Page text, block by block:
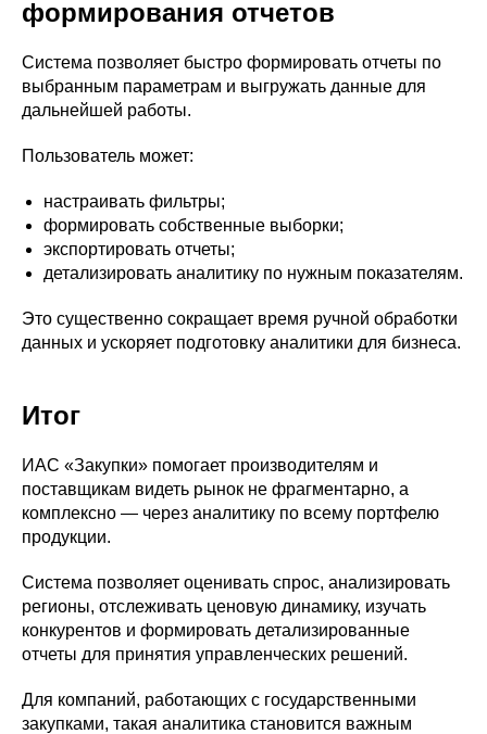
формирования отчетов
Система позволяет быстро формировать отчеты по
выбранным параметрам и выгружать данные для
дальнейшей работы.
Пользователь может:
настраивать фильтры;
формировать собственные выборки;
экспортировать отчеты;
детализировать аналитику по нужным показателям.
Это существенно сокращает время ручной обработки
данных и ускоряет подготовку аналитики для бизнеса.
Итог
ИАС «Закупки» помогает производителям и
поставщикам видеть рынок не фрагментарно, а
комплексно — через аналитику по всему портфелю
продукции.
Система позволяет оценивать спрос, анализировать
регионы, отслеживать ценовую динамику, изучать
конкурентов и формировать детализированные
отчеты для принятия управленческих решений.
Для компаний, работающих с государственными
закупками, такая аналитика становится важным